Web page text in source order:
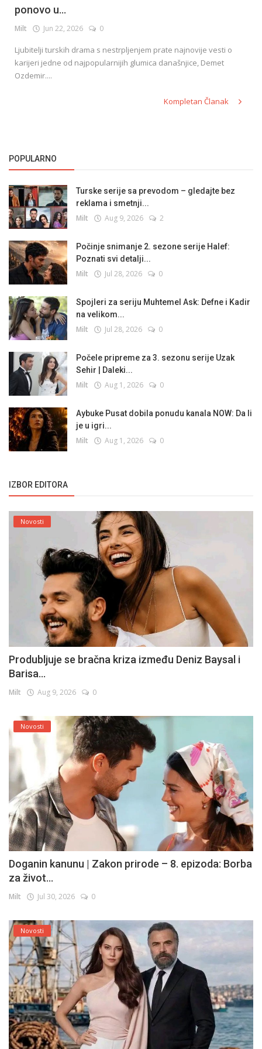
ponovo u...
Milt Jun 22, 2026 0
Ljubitelji turskih drama s nestrpljenjem prate najnovije vesti o
karijeri jedne od najpopularnijih glumica današnjice, Demet
Ozdemir....
Kompletan Članak
POPULARNO
Turske serije sa prevodom – gledajte bez
reklama i smetnji...
Milt Aug 9, 2026 2
Počinje snimanje 2. sezone serije Halef:
Poznati svi detalji...
Milt Jul 28, 2026 0
Spojleri za seriju Muhtemel Ask: Defne i Kadir
na velikom...
Milt Jul 28, 2026 0
Počele pripreme za 3. sezonu serije Uzak
Sehir | Daleki...
Milt Aug 1, 2026 0
Aybuke Pusat dobila ponudu kanala NOW: Da li
je u igri...
Milt Aug 1, 2026 0
IZBOR EDITORA
Novosti
Produbljuje se bračna kriza između Deniz Baysal i
Barisa...
Milt Aug 9, 2026 0
Novosti
Doganin kanunu | Zakon prirode – 8. epizoda: Borba
za život...
Milt Jul 30, 2026 0
Novosti